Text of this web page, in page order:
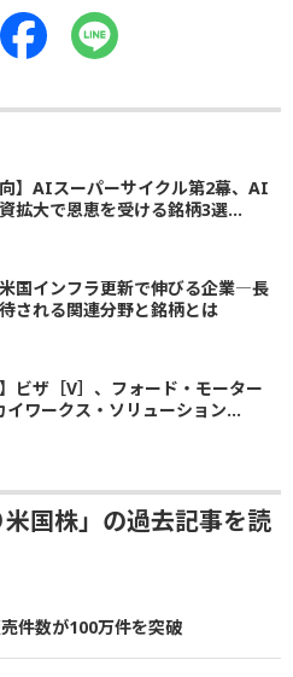
向】AIスーパーサイクル第2幕、AI
拡大で恩恵を受ける銘柄3選...
米国インフラ更新で伸びる企業―長
される関連分野と銘柄とは
】ビザ［V］、フォード・モーター
イワークス・ソリューション...
米国株」の過去記事を読
件数が100万件を突破